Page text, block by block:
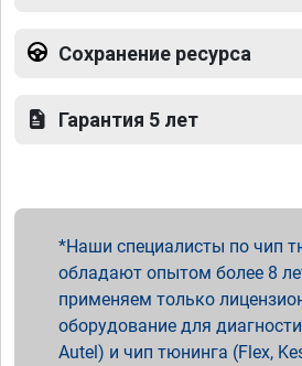
Сохранение ресурса
Гарантия 5 лет
Наши специалисты по чип
обладают опытом более 8
применяем только
оборудование для
Autel) и чип тюнинга (Flex,